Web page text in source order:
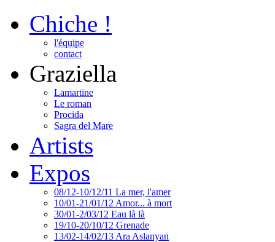
Chiche !
l'équipe
contact
Graziella
Lamartine
Le roman
Procida
Sagra del Mare
Artists
Expos
08/12-10/12/11 La mer, l'amer
10/01-21/01/12 Amor... à mort
30/01-2/03/12 Eau là là
19/10-20/10/12 Grenade
13/02-14/02/13 Ara Aslanyan